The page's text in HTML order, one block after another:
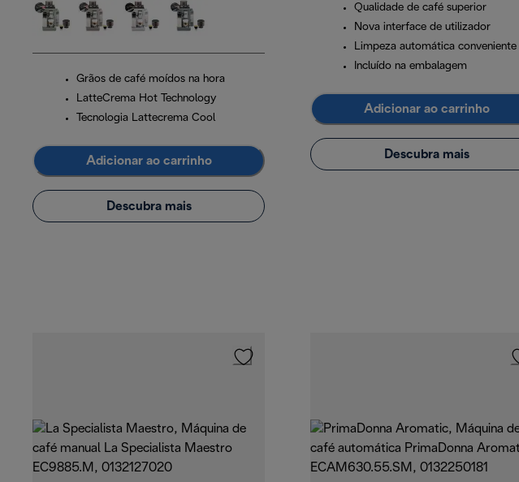
Grãos de café moídos na hora
LatteCrema Hot Technology
Tecnologia Lattecrema Cool
Adicionar ao carrinho
Descubra mais
Qualidade de café superior
Nova interface de utilizador
Limpeza automática conveniente
Incluído na embalagem
Adicionar ao carrinho
Descubra mais